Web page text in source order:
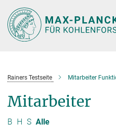
Hauptinhalt
Rainers Testseite Mitarbeiter
Mitarbeiter
B H S Alle